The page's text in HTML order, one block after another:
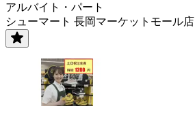
アルバイト・パート
シューマート 長岡マーケットモール店